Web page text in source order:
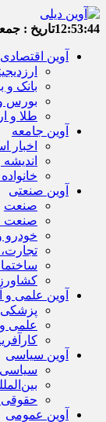
12:53:44تاریخ : جمعه, ۱۶
آوین اقتصادی
بانک و
بورس
طلا و
آوین جامعه
اخبار
آوین صنعتی
صنعت
صنعت
خودرو
آوین علمی
علمی
آوین سیاسی
سیاسی
آوین عمومی